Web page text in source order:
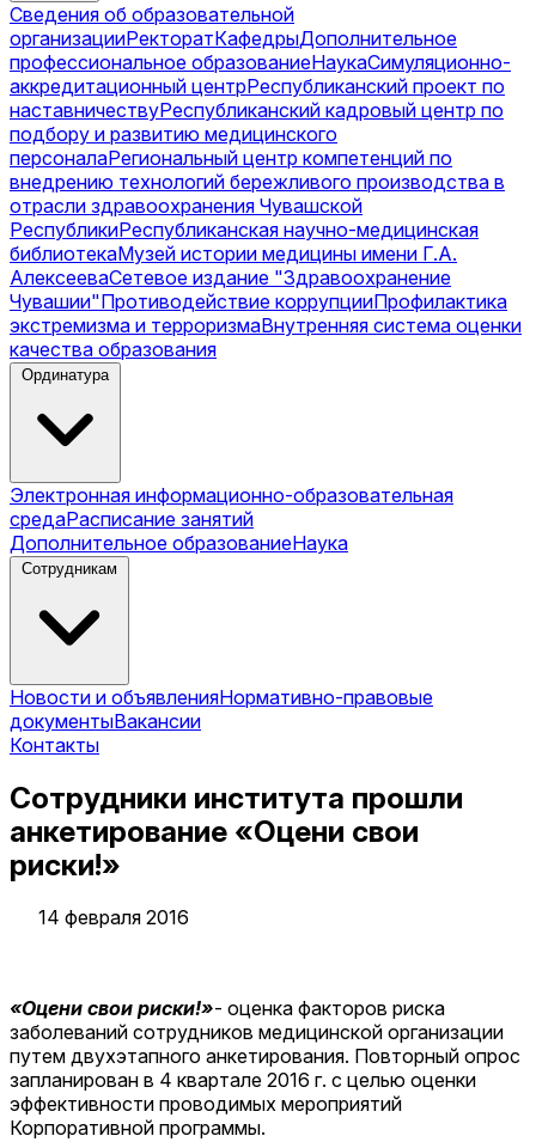
Сведения об образовательной
организацииРекторатКафедрыДополнительное
профессиональное образованиеНаукаСимуляционно-
аккредитационный центрРеспубликанский проект по
наставничествуРеспубликанский кадровый центр по
подбору и развитию медицинского
персоналаРегиональный центр компетенций по
внедрению технологий бережливого производства в
отрасли здравоохранения Чувашской
РеспубликиРеспубликанская научно-медицинская
библиотекаМузей истории медицины имени Г.А.
АлексееваСетевое издание "Здравоохранение
Чувашии"Противодействие коррупцииПрофилактика
экстремизма и терроризмаВнутренняя система оценки
качества образования
Ординатура
Электронная информационно-образовательная
средаРасписание занятий
Дополнительное образованиеНаука
Сотрудникам
Новости и объявленияНормативно-правовые
документыВакансии
Контакты
Сотрудники института прошли
анкетирование «Оцени свои
риски!»
14 февраля 2016
«Оцени свои риски!»- оценка факторов риска
заболеваний сотрудников медицинской организации
путем двухэтапного анкетирования. Повторный опрос
запланирован в 4 квартале 2016 г. с целью оценки
эффективности проводимых мероприятий
Корпоративной программы.